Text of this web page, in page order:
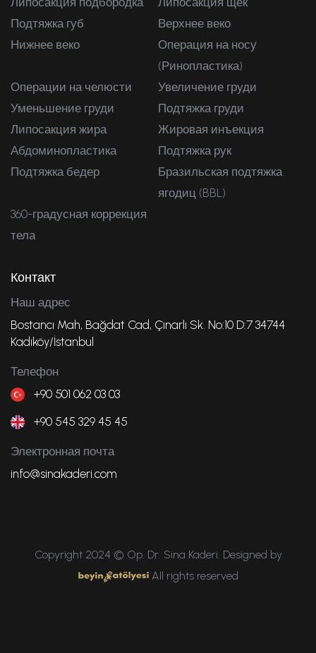
Подтяжка губ
Верхнее веко
Нижнее веко
Операция на носу
(Ринопластика)
Операции на челюсти
Увеличение груди
Уменьшение груди
Подтяжка груди
Липосакция жира
Жировая инъекция
Абдоминопластика
Подтяжка рук
Подтяжка бедер
Бразильская подтяжка
ягодиц (BBL)
360-градусная коррекция
тела
Контакт
Наш адрес
Bostancı Mah, Bağdat Cad, Çınarlı Sk. No:10 D:7 34744
Kadıköy/İstanbul
Телефон
+90 501 062 03 03
+90 545 329 45 45
Электронная почта
info@sinakaderi.com
Copyright 2024 © Op. Dr. Sina Kaderi. Designed by
All rights reserved